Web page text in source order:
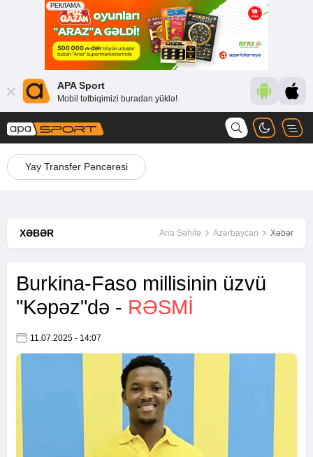
APA Sport
Mobil tətbiqimizi buradan yüklə!
Yay Transfer Pəncərəsi
XƏBƏR Ana Səhifə Azərbaycan Xəbər
Burkina-Faso millisinin üzvü
"Kəpəz"də - RƏSMİ
11.07.2025 - 14:07